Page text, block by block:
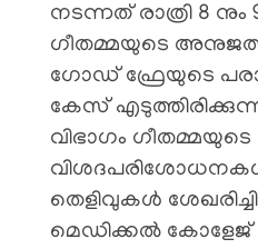
നടന്നത് രാത്രി 8
ഗീതമ്മയുടെ
ഗോഡ് ഫ്രേയുടെ
കേസ്
വിഭാഗം ഗീതമ്മയുടെ
തെളിവുകൾ
മെഡിക്കൽ കോളേജ്